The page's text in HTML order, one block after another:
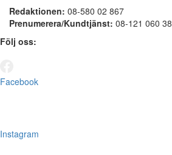
Redaktionen: 08-580 02 867
Prenumerera/Kundtjänst: 08-121 060 38
Följ oss:
Facebook
Instagram